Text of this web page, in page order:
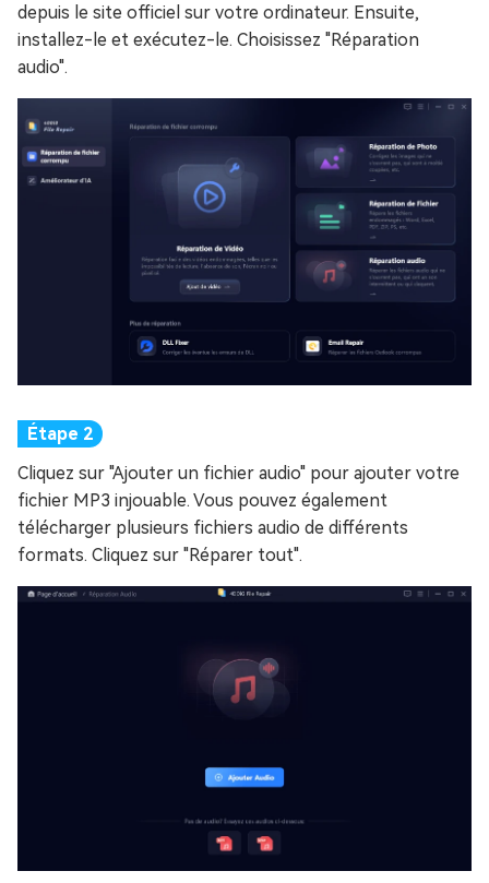
depuis le site officiel sur votre ordinateur. Ensuite,
installez-le et exécutez-le. Choisissez "Réparation
audio".
Cliquez sur "Ajouter un fichier audio" pour ajouter votre
fichier MP3 injouable. Vous pouvez également
télécharger plusieurs fichiers audio de différents
formats. Cliquez sur "Réparer tout".